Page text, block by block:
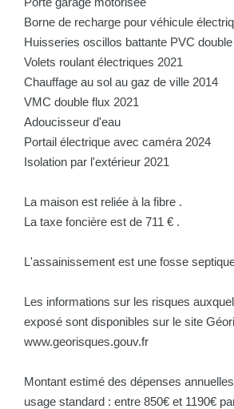
Borne de recharge pour véhicule
Huisseries oscillos battante PVC
Volets roulant électriques 2021
Chauffage au sol au gaz de ville 2014
VMC double flux 2021
Adoucisseur d'eau
Portail électrique avec caméra 2024
Isolation par l'extérieur 2021
La maison est reliée à la fibre .
La taxe foncière est de 711 € .
L'assainissement est une fosse
Les informations sur les risques
exposé sont disponibles sur le site
www.georisques.gouv.fr
Montant estimé des dépenses
usage standard : entre 850€ et 1190€